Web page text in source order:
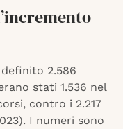
definito 2.586
stati 1.536 nel
contro i 2.217
I numeri sono